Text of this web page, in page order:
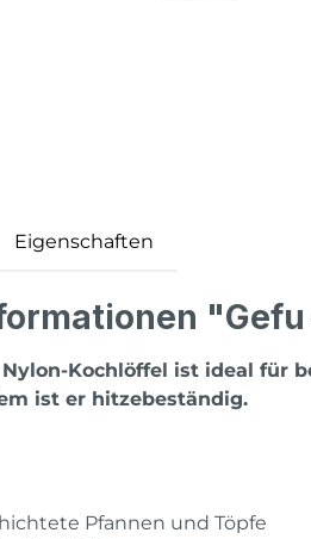
Eigenschaften
"Gefu
Kochlöffel ist ideal für
ist er hitzebeständig.
Pfannen und Töpfe